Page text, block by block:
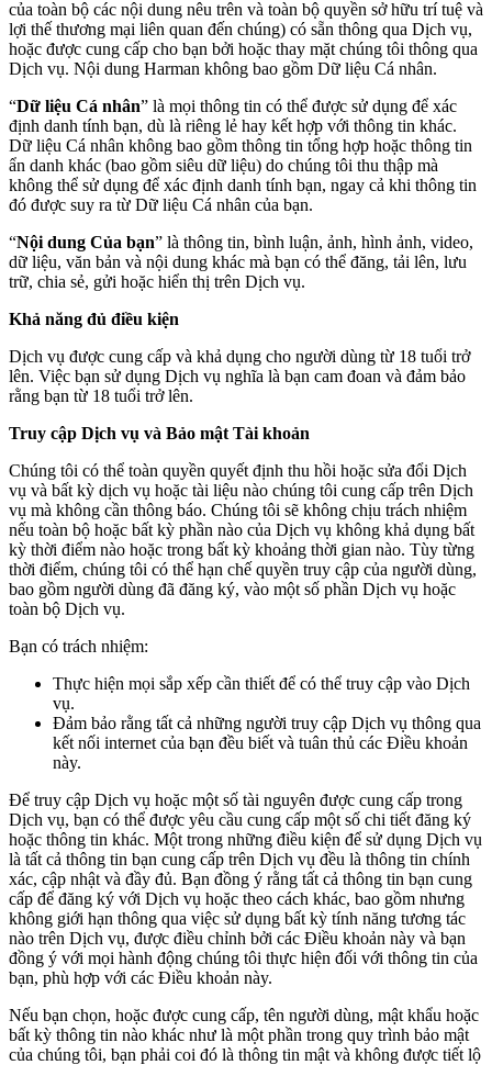
của toàn bộ các nội dung nêu trên và toàn bộ quyền sở hữu trí tuệ và
lợi thế thương mại liên quan đến chúng) có sẵn thông qua Dịch vụ,
hoặc được cung cấp cho bạn bởi hoặc thay mặt chúng tôi thông qua
Dịch vụ. Nội dung Harman không bao gồm Dữ liệu Cá nhân.
“Dữ liệu Cá nhân” là mọi thông tin có thể được sử dụng để xác
định danh tính bạn, dù là riêng lẻ hay kết hợp với thông tin khác.
Dữ liệu Cá nhân không bao gồm thông tin tổng hợp hoặc thông tin
ẩn danh khác (bao gồm siêu dữ liệu) do chúng tôi thu thập mà
không thể sử dụng để xác định danh tính bạn, ngay cả khi thông tin
đó được suy ra từ Dữ liệu Cá nhân của bạn.
“Nội dung Của bạn” là thông tin, bình luận, ảnh, hình ảnh, video,
dữ liệu, văn bản và nội dung khác mà bạn có thể đăng, tải lên, lưu
trữ, chia sẻ, gửi hoặc hiển thị trên Dịch vụ.
Khả năng đủ điều kiện
Dịch vụ được cung cấp và khả dụng cho người dùng từ 18 tuổi trở
lên. Việc bạn sử dụng Dịch vụ nghĩa là bạn cam đoan và đảm bảo
rằng bạn từ 18 tuổi trở lên.
Truy cập Dịch vụ và Bảo mật Tài khoản
Chúng tôi có thể toàn quyền quyết định thu hồi hoặc sửa đổi Dịch
vụ và bất kỳ dịch vụ hoặc tài liệu nào chúng tôi cung cấp trên Dịch
vụ mà không cần thông báo. Chúng tôi sẽ không chịu trách nhiệm
nếu toàn bộ hoặc bất kỳ phần nào của Dịch vụ không khả dụng bất
kỳ thời điểm nào hoặc trong bất kỳ khoảng thời gian nào. Tùy từng
thời điểm, chúng tôi có thể hạn chế quyền truy cập của người dùng,
bao gồm người dùng đã đăng ký, vào một số phần Dịch vụ hoặc
toàn bộ Dịch vụ.
Bạn có trách nhiệm:
Thực hiện mọi sắp xếp cần thiết để có thể truy cập vào Dịch
vụ.
Đảm bảo rằng tất cả những người truy cập Dịch vụ thông qua
kết nối internet của bạn đều biết và tuân thủ các Điều khoản
này.
Để truy cập Dịch vụ hoặc một số tài nguyên được cung cấp trong
Dịch vụ, bạn có thể được yêu cầu cung cấp một số chi tiết đăng ký
hoặc thông tin khác. Một trong những điều kiện để sử dụng Dịch vụ
là tất cả thông tin bạn cung cấp trên Dịch vụ đều là thông tin chính
xác, cập nhật và đầy đủ. Bạn đồng ý rằng tất cả thông tin bạn cung
cấp để đăng ký với Dịch vụ hoặc theo cách khác, bao gồm nhưng
không giới hạn thông qua việc sử dụng bất kỳ tính năng tương tác
nào trên Dịch vụ, được điều chỉnh bởi các Điều khoản này và bạn
đồng ý với mọi hành động chúng tôi thực hiện đối với thông tin của
bạn, phù hợp với các Điều khoản này.
Nếu bạn chọn, hoặc được cung cấp, tên người dùng, mật khẩu hoặc
bất kỳ thông tin nào khác như là một phần trong quy trình bảo mật
của chúng tôi, bạn phải coi đó là thông tin mật và không được tiết lộ